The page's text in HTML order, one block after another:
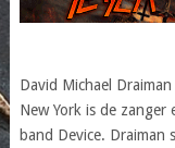
David Michael
New York is de
band Device. Draiman